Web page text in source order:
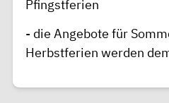
Pfingstferien
- die Angebote für
Herbstferien werden